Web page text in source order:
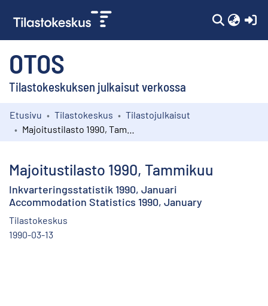
OTOS
Tilastokeskuksen julkaisut verkossa
Kokoelmat
Etusivu Tilastokeskus
Tilastojulkaisut
Majoitustilasto 1990, Tammikuu
Inkvarteringsstatistik 1990, Januari
Accommodation Statistics 1990, January
Tilastokeskus
1990-03-13